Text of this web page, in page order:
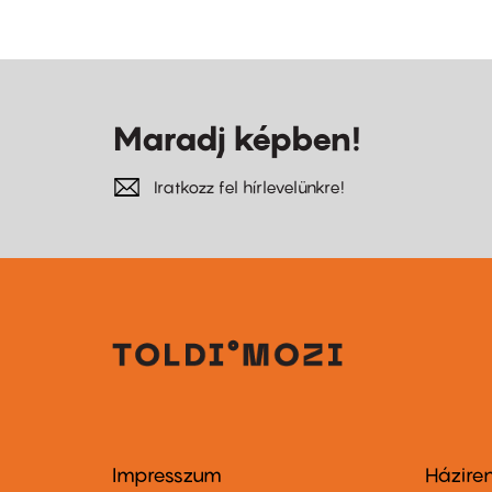
Maradj képben!
Iratkozz fel hírlevelünkre!
Impresszum